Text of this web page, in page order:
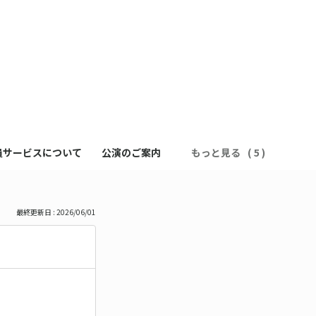
ービスについて 公演のご案内 もっと見る
最終更新日 : 2026/06/01